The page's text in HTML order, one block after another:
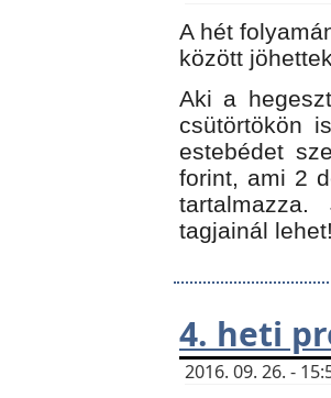
A hét
között
Aki a
csütörtökön
estebédet
forint, ami 2
tartalmazza.
tagjainál
4. heti
2016. 09. 26. -